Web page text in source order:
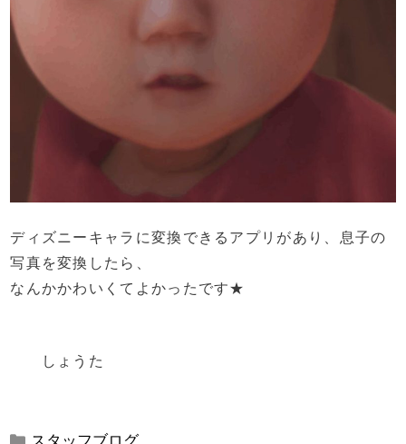
ディズニーキャラに変換できるアプリがあり、息子の
写真を変換したら、
なんかかわいくてよかったです★
しょうた
カ